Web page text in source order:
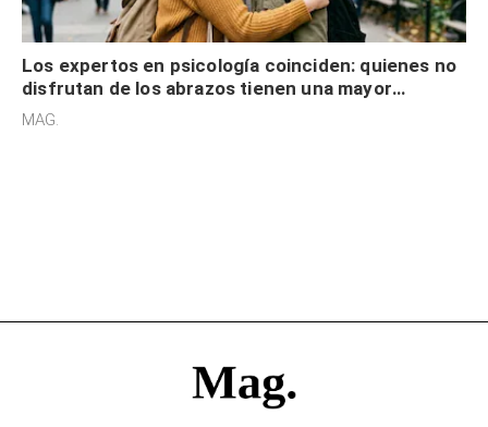
Los expertos en psicología coinciden: quienes no
disfrutan de los abrazos tienen una mayor
sensibilidad a los estímulos físicos y no es por
MAG.